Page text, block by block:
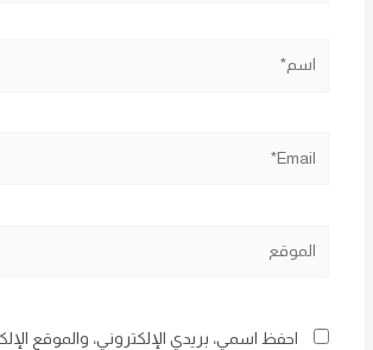
احفظ اسمي، بريدي الإلكتروني، والموقع